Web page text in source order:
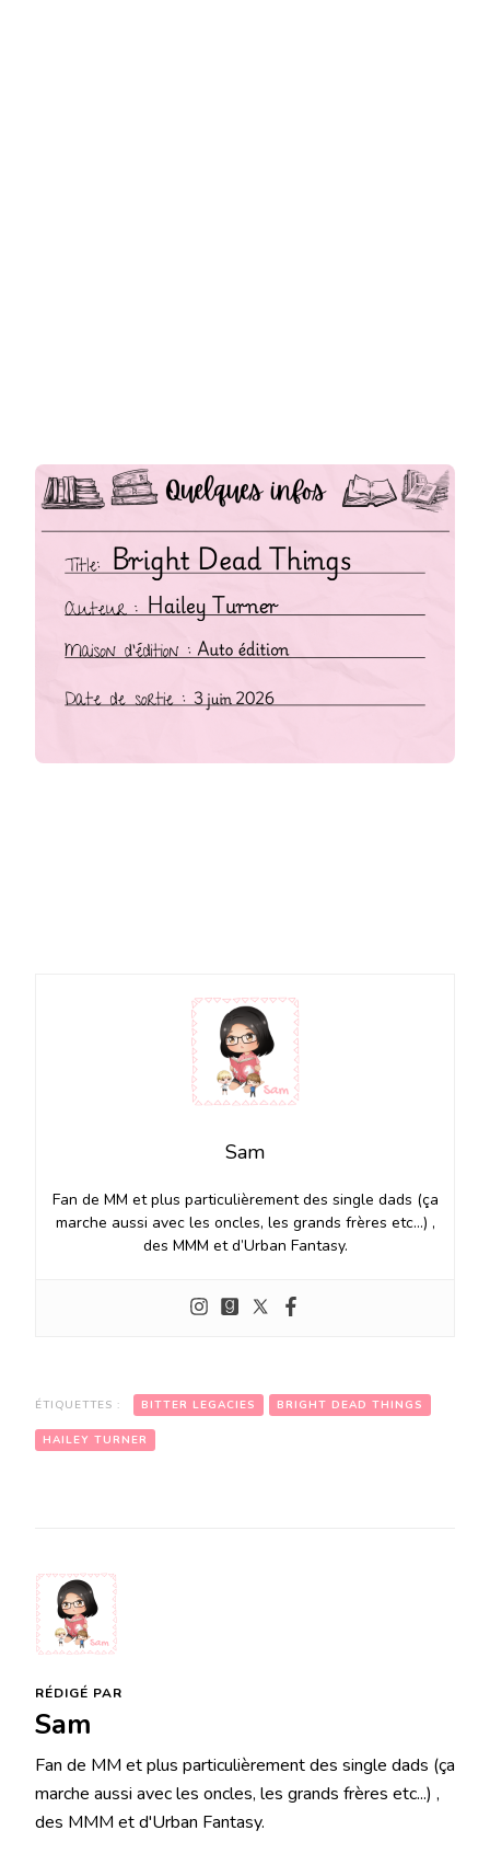
Sam
Fan de MM et plus particulièrement des single dads (ça
marche aussi avec les oncles, les grands frères etc…) ,
des MMM et d’Urban Fantasy.
ÉTIQUETTES : BITTER LEGACIES BRIGHT DEAD THINGS
HAILEY TURNER
RÉDIGÉ PAR
Sam
Fan de MM et plus particulièrement des single dads (ça
marche aussi avec les oncles, les grands frères etc...) ,
des MMM et d'Urban Fantasy.